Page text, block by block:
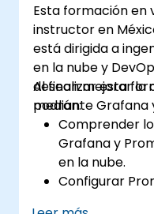
Esta formación en
instructor en
está dirigida a
en la nube y
desean mejorar la
mediante Grafana
Al finalizar esta
podrán:
Comprender
Grafana y
en la nube.
Configurar